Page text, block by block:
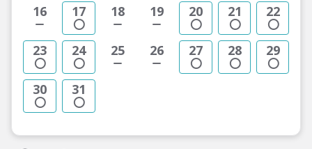
16 17 18 19 20 21 22
23 24 25 26 27 28 29
30 31